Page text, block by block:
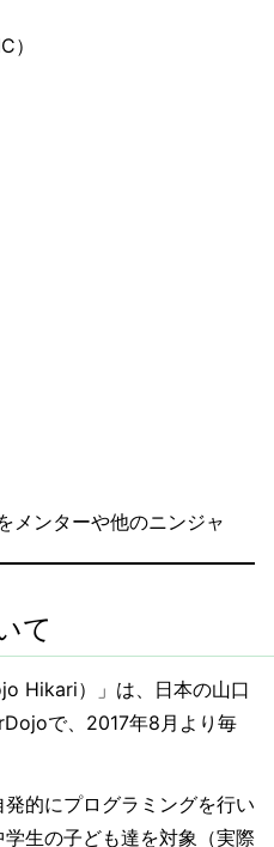
）
メンターや他のニンジャ
て
Hikari）」は、日本の山口
で、2017年8月より毎
的にプログラミングを行い
生の子ども達を対象（実際